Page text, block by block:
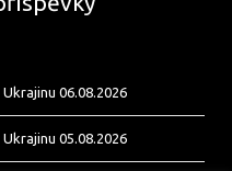
06.08.2026
05.08.2026